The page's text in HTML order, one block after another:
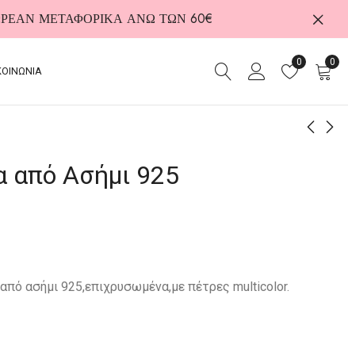
ΜΕΤΑΦΟΡΙΚΑ ΑΝΩ ΤΩΝ 60€
0 0
από Ασήμι 925
ασήμι 925,επιχρυσωμένα,με πέτρες multicolor.